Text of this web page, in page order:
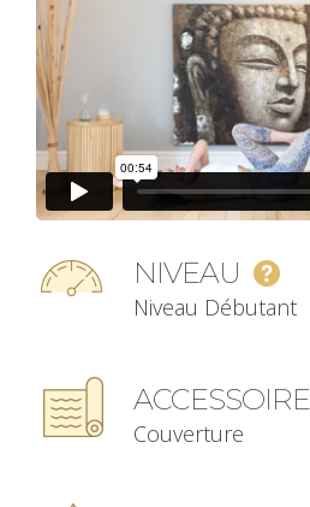
NIVEAU
Niveau Débutant
Couverture